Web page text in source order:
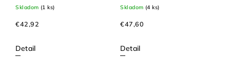
Skladom (1 ks)
€42,92
Detail
Skladom (4 ks)
€47,60
Detail